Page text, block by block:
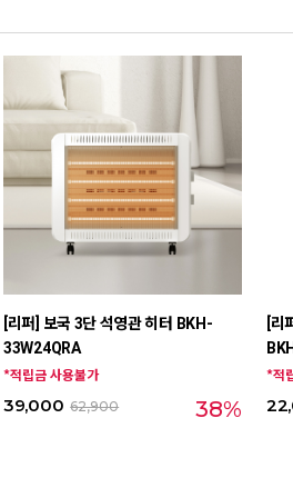
[리퍼] 보국 3단 석영관 히터 BKH-
33W24QRA
*적립금 사용불가
38%
39,000 62,900
[리
*적